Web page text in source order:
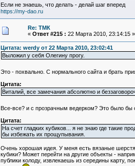
Если не знаешь, что делать - делай шаг вперед
https://my-dao.ru
Re: ТМК
« Ответ #215 : 22 Марта 2010, 23:14:15 »
Цитата: werdy от 22 Марта 2010, 23:02:41
Выложил у себя Олегину прогу.
Это - похвально. С нормального сайта и брать
Цитата:
Виталий, все замечания абсолютно и
Все-все? и с прозрачным ведерком? Это было
Цитата:
На счет гладких кубиков... я не знаю где такие
бы избежать их прощупывания.
Очень хорошая идея. У меня есть вязаные
кубики? Может перейти на другие объекты -
публики колоду, извлекаешь из середины карту,